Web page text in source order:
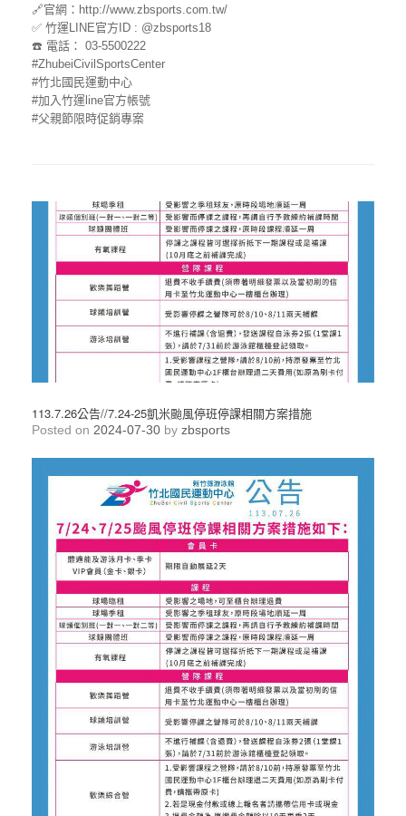
🔗官網：http://www.zbsports.com.tw/
✅ 竹運LINE官方ID : @zbsports18
☎️ 電話： 03-5500222
#ZhubeiCivilSportsCenter
#竹北國民運動中心
#加入竹運line官方帳號
#父親節限時促銷專案
113.7.26公告//7.24-25凱米颱風停班停課相關方案措施
Posted on 2024-07-30 by zbsports